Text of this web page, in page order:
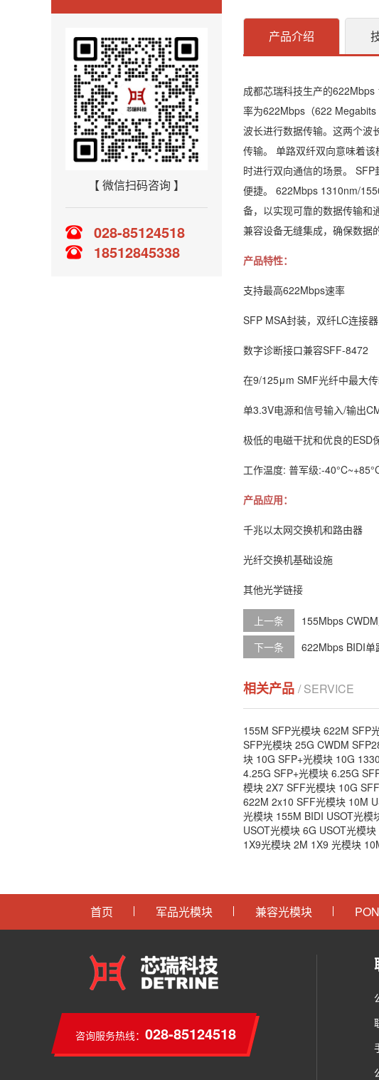
【 微信扫码咨询 】
028-85124518
18512845338
产品介绍
成都芯瑞科技生产的
率为622Mbps（622
波长进行数据传输。这两个波
传输。 单路双纤双向意味着
时进行双向通信的场景。
便捷。 622Mbps 1310nm/
备，以实现可靠的数据传输和
兼容设备无缝集成，确保数据
产品特性：
支持最高622Mbps速率
SFP MSA封装，双纤LC连接器
数字诊断接口兼容SFF-8472
在9/125μm SMF光纤中最大
单3.3V电源和信号输入/输出
极低的电磁干扰和优良的ESD
工作温度: 普军级:-
产品应用：
千兆以太网交换机和路由器
光纤交换机基础设施
其他光学链接
上一条
155Mbps
下一条
622Mbps BIDI单
相关产品 / SERVICE
155M SFP光模块 622M SFP
SFP光模块 25G CWDM
块 10G SFP+光模块 10G
4.25G SFP+光模块 6.25G
模块 2X7 SFF光模块 10G
622M 2x10 SFF光模块 10M
光模块 155M BIDI USOT光模
USOT光模块 6G USOT光模块
1X9光模块 2M 1X9 光模块
首页 军品光模块 兼容光模块
咨询服务热线： 028-85124518